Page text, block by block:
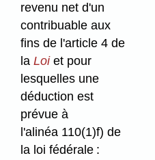
revenu net d'un
contribuable aux
fins de l'article 4 de
laLoiet pour
lesquelles une
déduction est
prévue à
l'alinéa 110(1)f) de
la loi fédérale :